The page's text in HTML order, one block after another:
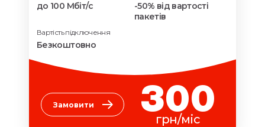
Замовити
до 100 Мбіт/с
-50% від вартості
пакетів
Вартість підключення
Безкоштовно
300
грн/міс